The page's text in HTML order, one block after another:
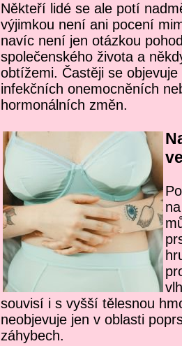
Někteří lidé se ale potí
výjimkou není ani pocení
navíc není jen otázkou
společenského života a
obtížemi. Častěji se
infekčních onemocněních
hormonálních změn.
souvisí i s vyšší tělesnou
neobjevuje jen v oblasti
záhybech.